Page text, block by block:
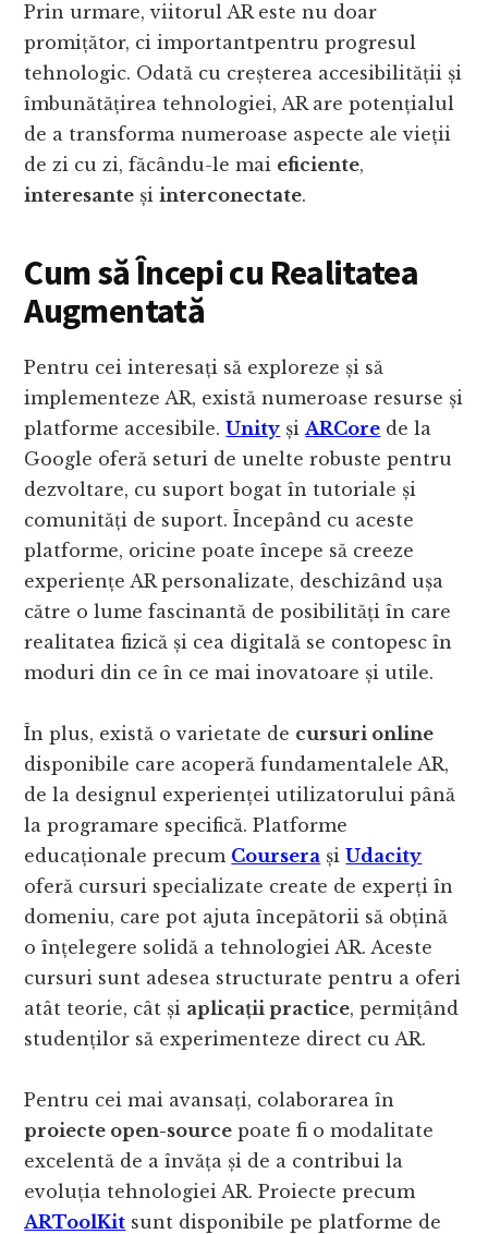
Prin urmare, viitorul AR este nu doar
promițător, ci importantpentru progresul
tehnologic. Odată cu creșterea accesibilității și
îmbunătățirea tehnologiei, AR are potențialul
de a transforma numeroase aspecte ale vieții
de zi cu zi, făcându-le mai eficiente,
interesante șiinterconectate.
Cum să Începi cu Realitatea
Augmentată
Pentru cei interesați să exploreze și să
implementeze AR, există numeroase resurse și
platforme accesibile.Unity și ARCore de la
Google oferă seturi de unelte robuste pentru
dezvoltare, cu suport bogat în tutoriale și
comunități de suport. Începând cu aceste
platforme, oricine poate începe să creeze
experiențe AR personalizate, deschizând ușa
către o lume fascinantă de posibilități în care
realitatea fizică și cea digitală se contopesc în
moduri din ce în ce mai inovatoare și utile.
În plus, există o varietate de cursuri online
disponibile care acoperă fundamentalele AR,
de la designul experienței utilizatorului până
la programare specifică. Platforme
educaționale precum Coursera șiUdacity
oferă cursuri specializate create de experți în
domeniu, care pot ajuta începătorii să obțină
o înțelegere solidă a tehnologiei AR. Aceste
cursuri sunt adesea structurate pentru a oferi
atât teorie, cât și aplicații practice, permițând
studenților să experimenteze direct cu AR.
Pentru cei mai avansați, colaborarea în
proiecte open-source poate fi o modalitate
excelentă de a învăța și de a contribui la
evoluția tehnologiei AR. Proiecte precum
ARToolKit sunt disponibile pe platforme de